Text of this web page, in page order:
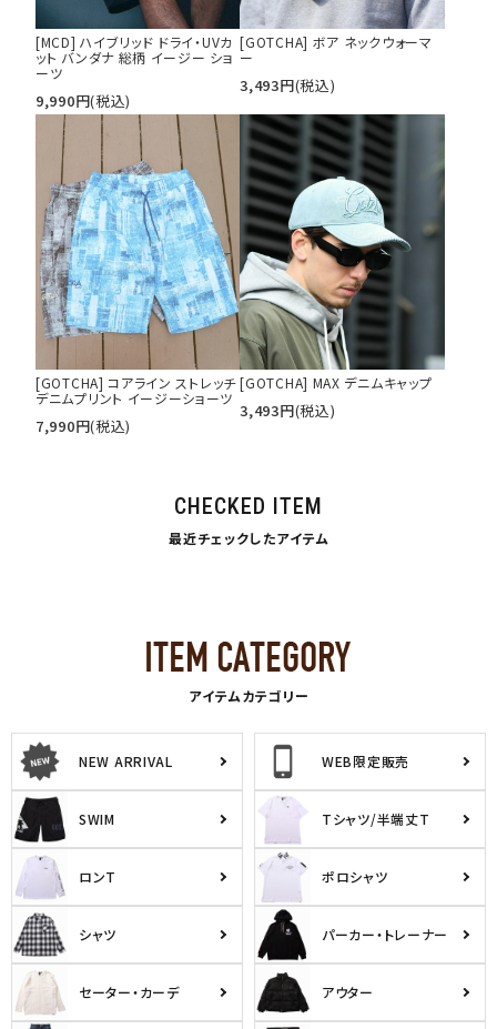
[MCD] ハイブリッド ドライ・UVカ
ット バンダナ 総柄 イージー ショ
ーツ
9,990円(税込)
[GOTCHA] ボア ネックウォーマ
ー
3,493円(税込)
[GOTCHA] コアライン ストレッチ
デニムプリント イージーショーツ
7,990円(税込)
[GOTCHA] MAX デニムキャップ
3,493円(税込)
CHECKED ITEM
最近チェックしたアイテム
アイテムカテゴリー
NEW ARRIVAL WEB限定販売
SWIM Tシャツ/半端丈T
ロンT ポロシャツ
シャツ パーカー・トレーナー
セーター・カーデ アウター